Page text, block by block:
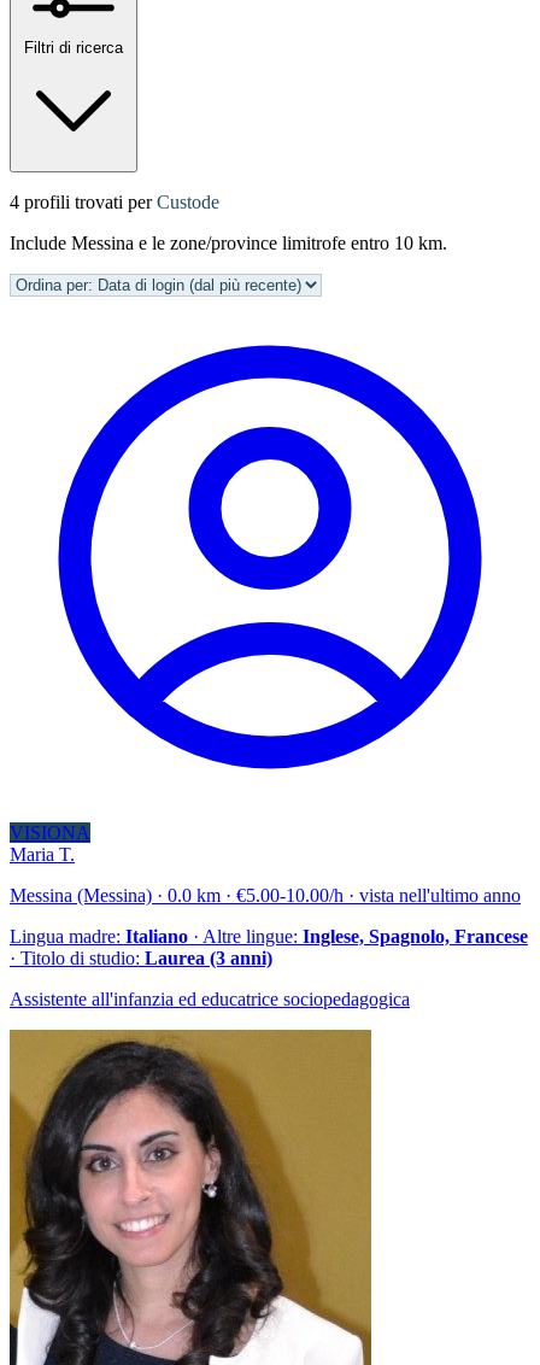
Filtri di ricerca
4 profili trovati perCustode
Include Messina e le zone/province limitrofe entro 10 km.
VISIONA
Maria T.
Messina (Messina) · 0.0 km · €5.00-10.00/h · vista nell'ultimo anno
Lingua madre: Italiano · Altre lingue: Inglese, Spagnolo, Francese
· Titolo di studio: Laurea (3 anni)
Assistente all'infanzia ed educatrice sociopedagogica